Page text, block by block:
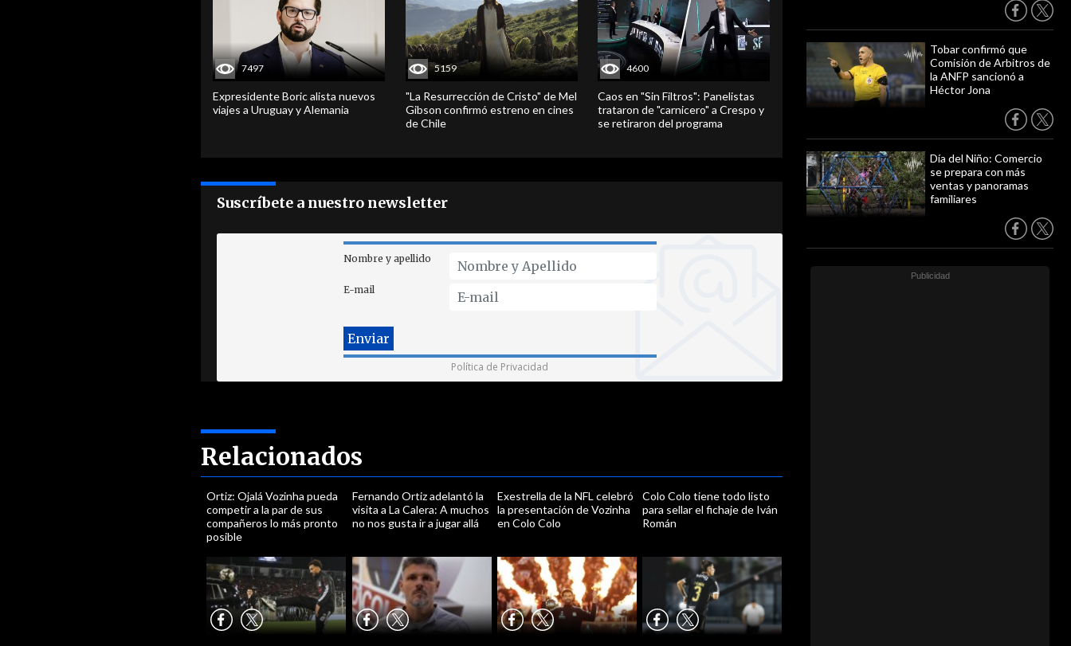
Tobar confirmó que
Comisión de Arbitros de
la ANFP sancionó a
Héctor Jona
Día del Niño: Comercio
se prepara con más
ventas y panoramas
familiares
7497
Expresidente Boric alista nuevos
viajes a Uruguay y Alemania
5159
"La Resurrección de Cristo" de Mel
Gibson confirmó estreno en cines
de Chile
4600
Caos en "Sin Filtros": Panelistas
trataron de "carnicero" a Crespo y
se retiraron del programa
Suscríbete a nuestro newsletter
Nombre y apellido
E-mail
Política de Privacidad
Relacionados
Ortiz: Ojalá Vozinha pueda
competir a la par de sus
compañeros lo más pronto
posible
Fernando Ortiz adelantó la
visita a La Calera: A muchos
no nos gusta ir a jugar allá
Exestrella de la NFL celebró
la presentación de Vozinha
en Colo Colo
Colo Colo tiene todo listo
para sellar el fichaje de Iván
Román